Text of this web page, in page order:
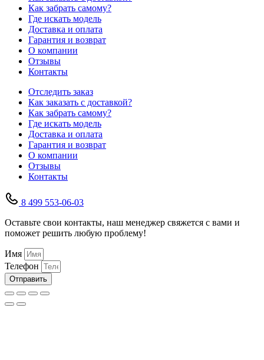
Как забрать самому?
Где искать модель
Доставка и оплата
Гарантия и возврат
О компании
Отзывы
Контакты
Отследить заказ
Как заказать с доставкой?
Как забрать самому?
Где искать модель
Доставка и оплата
Гарантия и возврат
О компании
Отзывы
Контакты
8 499 553-06-03
Оставьте свои контакты, наш менеджер свяжется с вами и
поможет решить любую проблему!
Имя
Телефон
Отправить